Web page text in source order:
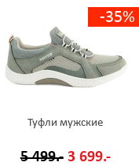
-35%
Туфли мужские
5 499.- 3 699.-